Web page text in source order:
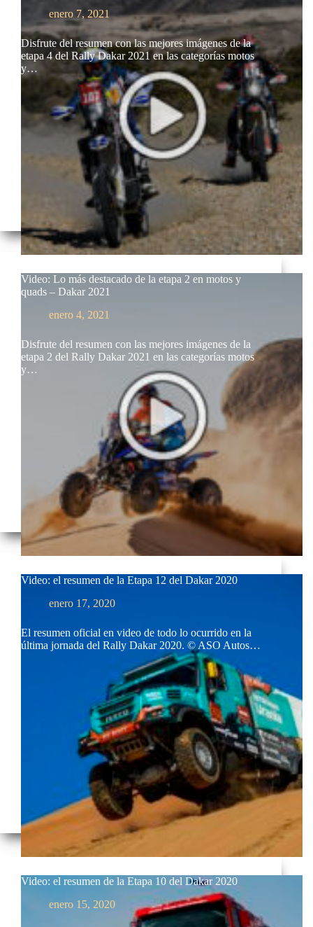
enero 7, 2021
Disfrute del resumen con las mejores imágenes de la
etapa 4 del Rally Dakar 2021 en las categorías motos
y…
Video: Lo más destacado de la etapa 2 en motos y
quads – Dakar 2021
enero 4, 2021
Disfrute del resumen con las mejores imágenes de la
etapa 2 del Rally Dakar 2021 en las categorías motos
y…
Video: el resumen de la Etapa 12 del Dakar 2020
enero 17, 2020
El resumen oficial en video de todo lo ocurrido en la
última jornada del Rally Dakar 2020. © ASO Autos…
Video: el resumen de la Etapa 10 del Dakar 2020
enero 15, 2020